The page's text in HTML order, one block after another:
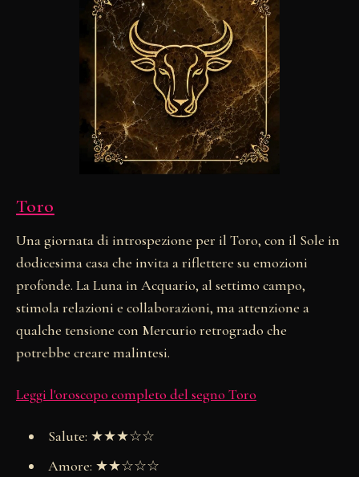
Toro
Una giornata di introspezione per il Toro, con il Sole in
dodicesima casa che invita a riflettere su emozioni
profonde. La Luna in Acquario, al settimo campo,
stimola relazioni e collaborazioni, ma attenzione a
qualche tensione con Mercurio retrogrado che
potrebbe creare malintesi.
Leggi l'oroscopo completo del segno Toro
Salute: ★★★☆☆
Amore: ★★☆☆☆